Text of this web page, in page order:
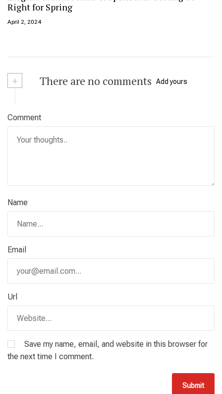
Right for Spring
April 2, 2024
+ There are no comments Add yours
Comment
Name
Email
Url
Save my name, email, and website in this browser for
the next time I comment.